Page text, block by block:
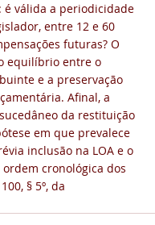
é válida a periodicidade
entre 12 e 60
futuras? O
equilíbrio entre o
e a preservação
Afinal, a
da restituição
em que prevalece
inclusão na LOA e o
cronológica dos
§ 5º, da